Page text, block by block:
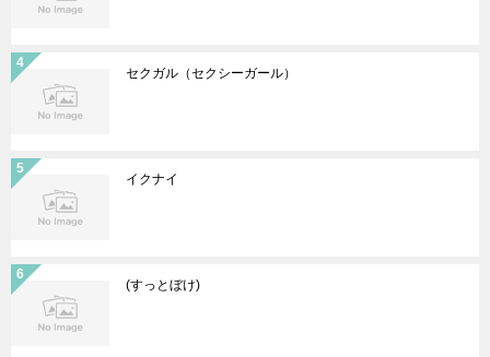
セクガル（セクシーガール）
イクナイ
(すっとぼけ)